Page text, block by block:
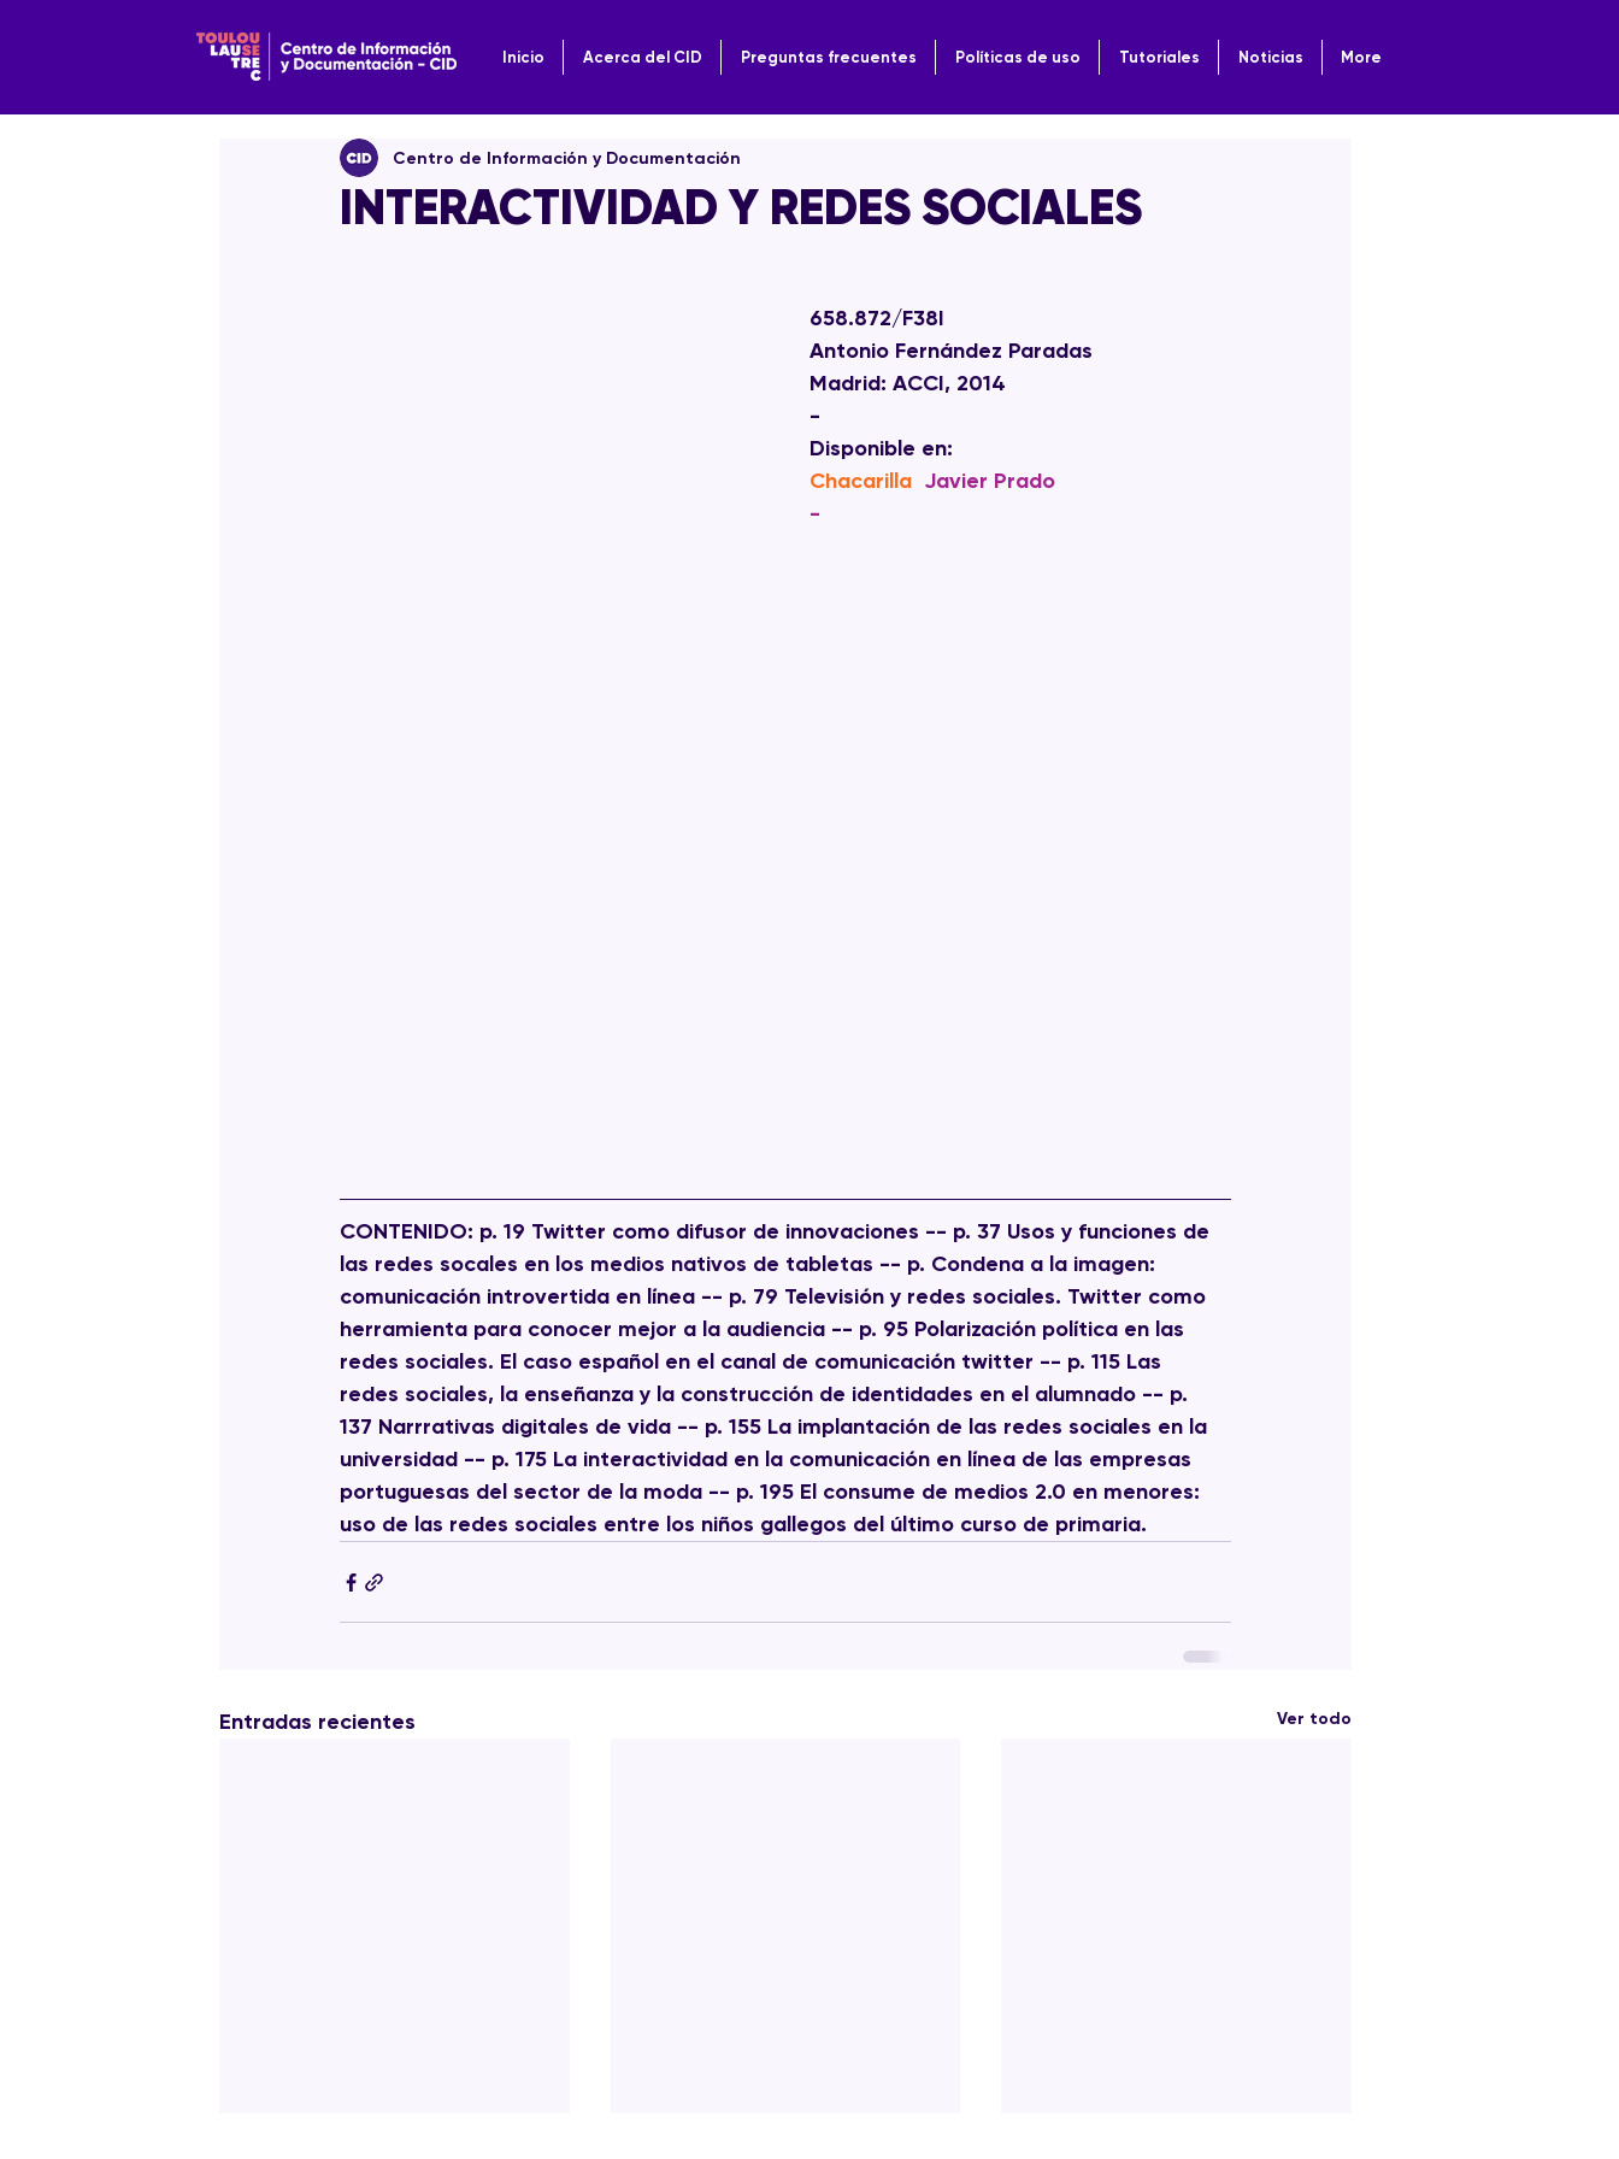
Inicio Acerca del CID Preguntas frecuentes Políticas de uso Tutoriales Noticias More
INTERACTIVIDAD Y REDES SOCIALES
Centro de Información y Documentación
658.872/F38I
Antonio Fernández Paradas
Madrid: ACCI, 2014
-
Disponible en:
Chacarilla Javier Prado
-
CONTENIDO: p. 19 Twitter como difusor de innovaciones -- p. 37 Usos y funciones de
las redes socales en los medios nativos de tabletas -- p. Condena a la imagen:
comunicación introvertida en línea -- p. 79 Televisión y redes sociales. Twitter como
herramienta para conocer mejor a la audiencia -- p. 95 Polarización política en las
redes sociales. El caso español en el canal de comunicación twitter -- p. 115 Las
redes sociales, la enseñanza y la construcción de identidades en el alumnado -- p.
137 Narrrativas digitales de vida -- p. 155 La implantación de las redes sociales en la
universidad -- p. 175 La interactividad en la comunicación en línea de las empresas
portuguesas del sector de la moda -- p. 195 El consume de medios 2.0 en menores:
uso de las redes sociales entre los niños gallegos del último curso de primaria.
Entradas recientes Ver todo